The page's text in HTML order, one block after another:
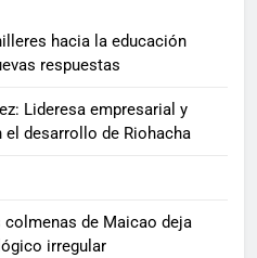
hacia la educación
respuestas
Lideresa empresarial y
desarrollo de Riohacha
de Maicao deja
irregular